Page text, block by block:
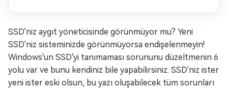
SSD'niz aygıt yöneticisinde görünmüyor mu? Yeni
SSD'niz sisteminizde görünmüyorsa endişelenmeyin!
Windows'un SSD'yi tanımaması sorununu düzeltmenin 6
yolu var ve bunu kendiniz bile yapabilirsiniz. SSD'niz ister
yeni ister eski olsun, bu yazı oluşabilecek tüm sorunları